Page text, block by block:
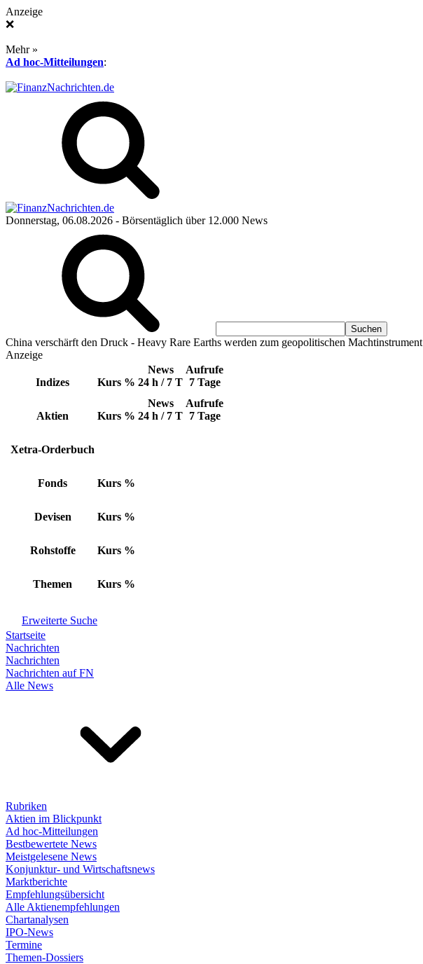
Anzeige
❌
Mehr »
Ad hoc-Mitteilungen:
Donnerstag, 06.08.2026 - Börsentäglich über 12.000 News
China verschärft den Druck - Heavy Rare Earths werden zum geopolitischen Machtinstrument
Anzeige
Indizes Kurs %
News
24 h / 7 T
Aufrufe
7 Tage
Aktien Kurs %
News
24 h / 7 T
Aufrufe
7 Tage
Xetra-Orderbuch
Fonds Kurs %
Devisen Kurs %
Rohstoffe Kurs %
Themen Kurs %
Erweiterte Suche
Startseite
Nachrichten
Nachrichten
Nachrichten auf FN
Alle News
Rubriken
Aktien im Blickpunkt
Ad hoc-Mitteilungen
Bestbewertete News
Meistgelesene News
Konjunktur- und Wirtschaftsnews
Marktberichte
Empfehlungsübersicht
Alle Aktienempfehlungen
Chartanalysen
IPO-News
Termine
Themen-Dossiers